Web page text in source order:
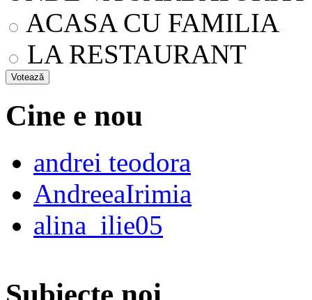
ACASA CU FAMILIA
LA RESTAURANT
Cine e nou
andrei teodora
AndreeaIrimia
alina_ilie05